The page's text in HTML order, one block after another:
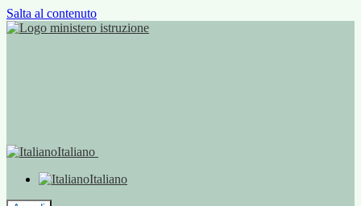
Salta al contenuto
Italiano
Italiano